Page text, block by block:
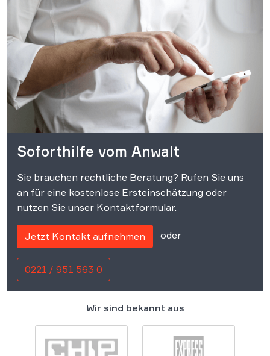
Soforthilfe vom Anwalt
Sie brauchen rechtliche Beratung? Rufen Sie uns
an für eine kostenlose Ersteinschätzung oder
nutzen Sie unser Kontaktformular.
Jetzt Kontakt aufnehmen oder
0221 / 951 563 0
Wir sind bekannt aus